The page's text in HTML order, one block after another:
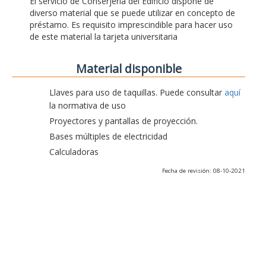
diverso material que se puede utilizar en concepto de
préstamo. Es requisito imprescindible para hacer uso
de este material la tarjeta universitaria
Material disponible
Llaves para uso de taquillas. Puede consultar aquí
la normativa de uso
Proyectores y pantallas de proyección.
Bases múltiples de electricidad
Calculadoras
Fecha de revisión: 08-10-2021